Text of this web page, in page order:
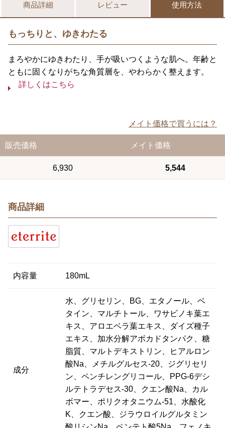
商品詳細 レビュー 使用方法
もっちりと、ゆきわたる
まろやかにゆきわたり、手が吸いつくような肌へ。年齢と
ともに固くなりがちな角質層を、やわらかく整えます。
詳しくはこちら
メイト価格で買うには？
販売価格 メイト価格
6,930 5,544
商品詳細
内容量 180mL
成分
水、グリセリン、BG、エタノール、ベ
タイン、マルチトール、ワサビノキ葉エ
キス、アロエベラ葉エキス、ダイズ種子
エキス、加水分解アボカドタンパク、糖
脂質、マルトデキストリン、ヒアルロン
酸Na、メチルグルセス-20、ジグリセリ
ン、ペンチレングリコール、PPG-6デシ
ルテトラデセス-30、クエン酸Na、カル
ボマー、ポリクオタニウム-51、水酸化
K、クエン酸、ジラウロイルグルタミン